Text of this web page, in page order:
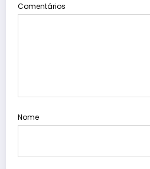
Comentários
Nome